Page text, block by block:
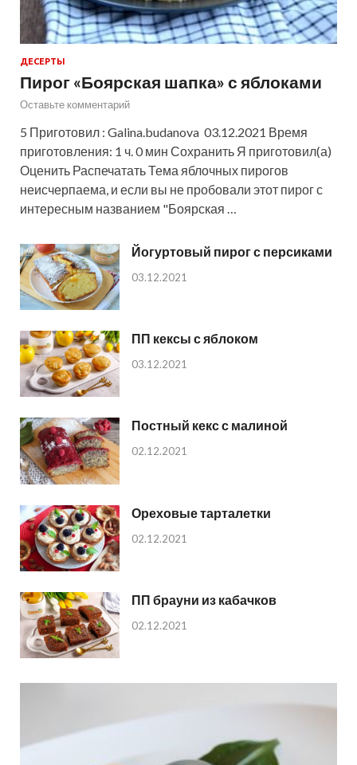
ДЕСЕРТЫ
Пирог «Боярская шапка» с яблоками
Оставьте комментарий
5 Приготовил : Galina.budanova 03.12.2021 Время
приготовления: 1 ч. 0 мин Сохранить Я приготовил(а)
Оценить Распечатать Тема яблочных пирогов
неисчерпаема, и если вы не пробовали этот пирог с
интересным названием "Боярская …
Йогуртовый пирог с персиками
03.12.2021
ПП кексы с яблоком
03.12.2021
Постный кекс с малиной
02.12.2021
Ореховые тарталетки
02.12.2021
ПП брауни из кабачков
02.12.2021